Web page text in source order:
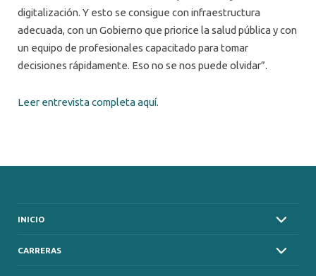
digitalización. Y esto se consigue con infraestructura
adecuada, con un Gobierno que priorice la salud pública y con
un equipo de profesionales capacitado para tomar
decisiones rápidamente. Eso no se nos puede olvidar”.
Leer entrevista completa aquí.
INICIO
CARRERAS